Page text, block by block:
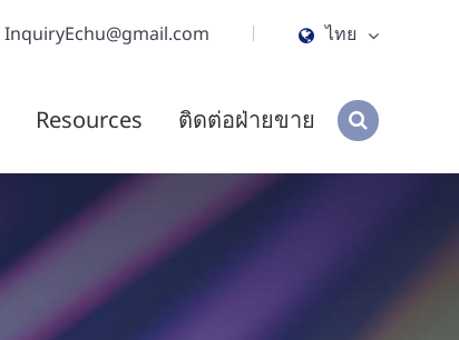
InquiryEchu@gmail.com
ไทย
ไทย
tiếng việt
Resources ติดต่อฝ่ายขาย